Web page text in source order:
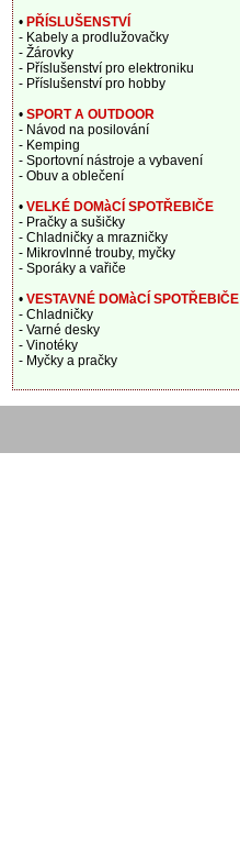
• PŘÍSLUŠENSTVÍ
- Kabely a prodlužovačky
- Žárovky
- Příslušenství pro elektroniku
- Příslušenství pro hobby
• SPORT A OUTDOOR
- Návod na posilování
- Kemping
- Sportovní nástroje a vybavení
- Obuv a oblečení
• VELKÉ DOMàCÍ SPOTŘEBIČE
- Pračky a sušičky
- Chladničky a mrazničky
- Mikrovlnné trouby, myčky
- Sporáky a vařiče
• VESTAVNÉ DOMàCÍ SPOTŘEBIČE
- Chladničky
- Varné desky
- Vinotéky
- Myčky a pračky